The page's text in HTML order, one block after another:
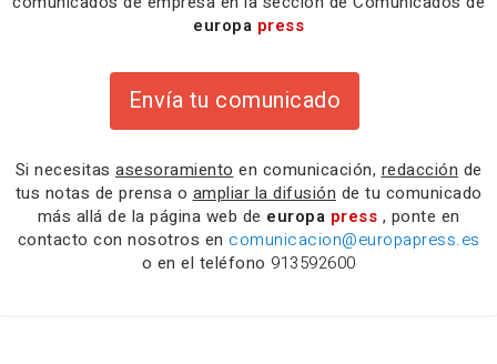
europa press
Envía tu comunicado
Si necesitas asesoramiento en comunicación, redacción de
tus notas de prensa o ampliar la difusión de tu comunicado
más allá de la página web de europa press , ponte en
contacto con nosotros en comunicacion@europapress.es
o en el teléfono 913592600